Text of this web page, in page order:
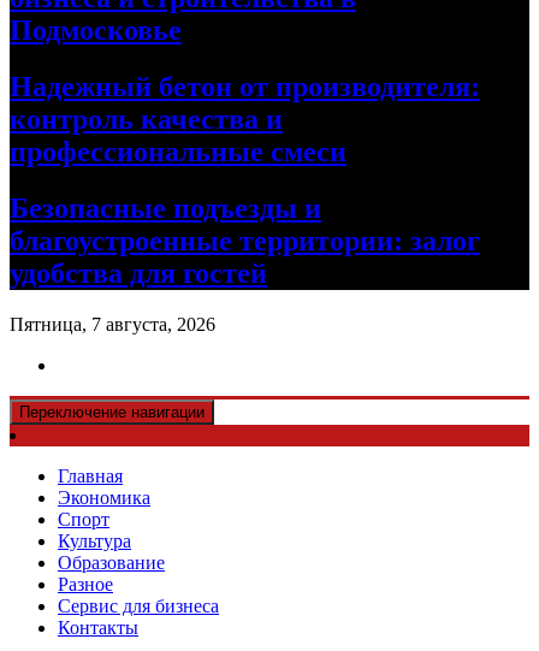
Подмосковье
Надежный бетон от производителя:
контроль качества и
профессиональные смеси
Безопасные подъезды и
благоустроенные территории: залог
удобства для гостей
Пятница, 7 августа, 2026
Переключение навигации
Главная
Экономика
Спорт
Культура
Образование
Разное
Сервис для бизнеса
Контакты